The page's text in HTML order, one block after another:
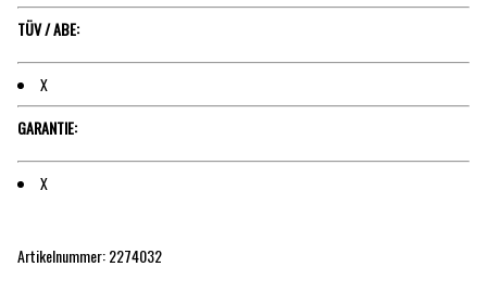
TÜV / ABE:
X
GARANTIE:
X
Artikelnummer: 2274032